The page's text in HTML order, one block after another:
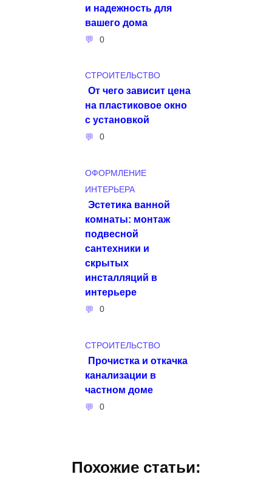
и надежность для
вашего дома
0
СТРОИТЕЛЬСТВО
От чего зависит цена
на пластиковое окно
с установкой
0
ОФОРМЛЕНИЕ
ИНТЕРЬЕРА
Эстетика ванной
комнаты: монтаж
подвесной
сантехники и
скрытых
инсталляций в
интерьере
0
СТРОИТЕЛЬСТВО
Прочистка и откачка
канализации в
частном доме
0
Похожие статьи: